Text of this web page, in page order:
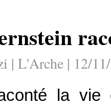
| L'Arche | 12/
la